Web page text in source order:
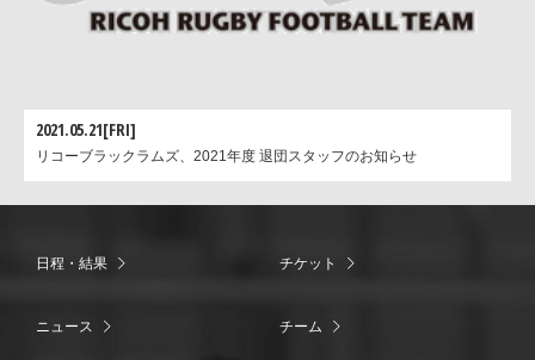
2021.05.21[FRI]
リコーブラックラムズ、2021年度 退団スタッフのお知らせ
日程・結果 チケット
ニュース チーム